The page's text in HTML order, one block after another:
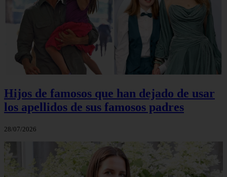
Hijos de famosos que han dejado de usar
los apellidos de sus famosos padres
28/07/2026